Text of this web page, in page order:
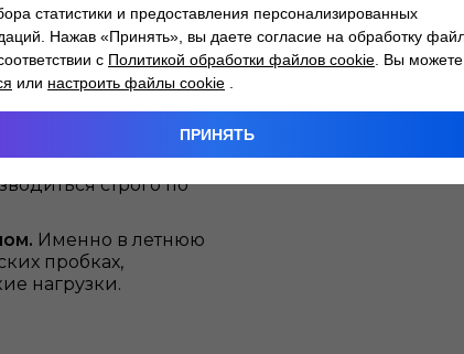
недели.
необходимо
ожогов от
строго по
Именно в летнюю
пробках,
нагрузки.
статистики и предоставления персонализированных
Нажав «Принять», вы даете согласие на обработку
с Политикой обработки файлов cookie . Вы можете
или настроить файлы cookie
ПРИНЯТЬ